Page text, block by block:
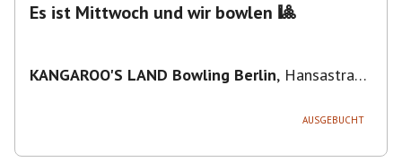
Es ist Mittwoch und wir bowlen 🎱
KANGAROO'S LAND Bowling Berlin, Hansastraße
AUSGEBUCHT